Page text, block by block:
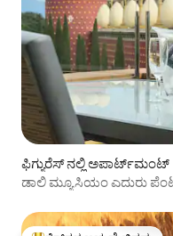
ಫಿಗ್ಯುರೆಸ್ ನಲ್ಲಿ ಅಪಾರ್ಟ್‌ಮಂಟ್
ಡಾಲಿ ಮ್ಯೂಸಿಯಂ ಎದುರು